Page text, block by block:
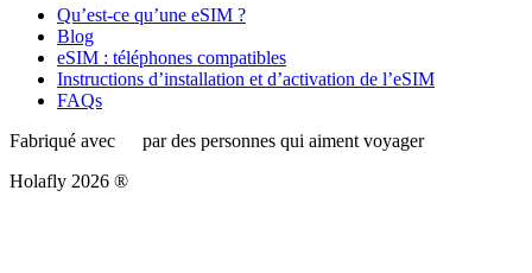
Qu’est-ce qu’une eSIM ?
Blog
eSIM : téléphones compatibles
Instructions d’installation et d’activation de l’eSIM
FAQs
Fabriqué avec
par des personnes qui aiment voyager
Holafly 2026 ®